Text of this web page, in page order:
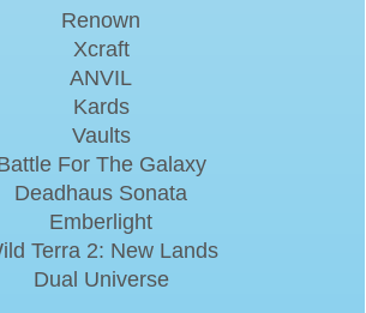
Renown
Xcraft
ANVIL
Kards
Vaults
For The Galaxy
Deadhaus Sonata
Emberlight
Terra 2: New Lands
Dual Universe